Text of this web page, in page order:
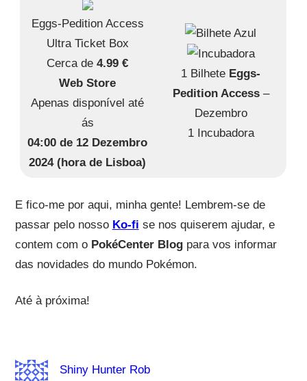
Eggs-Pedition Access
Ultra Ticket Box
Cerca de4.99 €
Web Store
Apenas disponível até
ás
04:00 de 12 Dezembro
2024 (hora de Lisboa)
1 Bilhete Eggs-
Pedition Access–
Dezembro
1 Incubadora
E fico-me por aqui, minha gente! Lembrem-se de
passar pelo nosso Ko-fi se nos quiserem ajudar, e
contem com o PokéCenter Blogpara vos informar
das novidades do mundo Pokémon.
Até à próxima!
Shiny Hunter Rob